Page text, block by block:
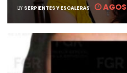
BY SERPIENTES Y ESCALERAS